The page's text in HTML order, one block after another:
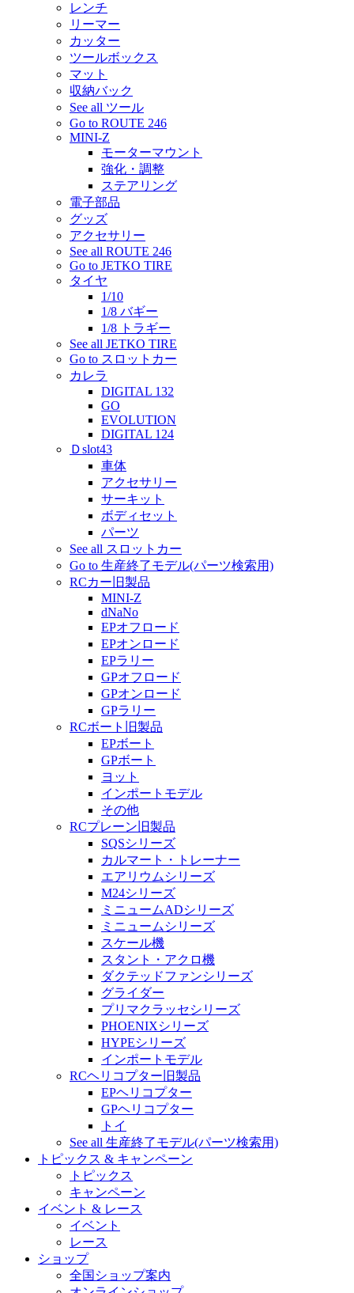
レンチ
リーマー
カッター
ツールボックス
マット
収納バック
See all ツール
Go to ROUTE 246
MINI-Z
モーターマウント
強化・調整
ステアリング
電子部品
グッズ
アクセサリー
See all ROUTE 246
Go to JETKO TIRE
タイヤ
1/10
1/8 バギー
1/8 トラギー
See all JETKO TIRE
Go to スロットカー
カレラ
DIGITAL 132
GO
EVOLUTION
DIGITAL 124
Ｄslot43
車体
アクセサリー
サーキット
ボディセット
パーツ
See all スロットカー
Go to 生産終了モデル(パーツ検索用)
RCカー旧製品
MINI-Z
dNaNo
EPオフロード
EPオンロード
EPラリー
GPオフロード
GPオンロード
GPラリー
RCボート旧製品
EPボート
GPボート
ヨット
インポートモデル
その他
RCプレーン旧製品
SQSシリーズ
カルマート・トレーナー
エアリウムシリーズ
M24シリーズ
ミニュームADシリーズ
ミニュームシリーズ
スケール機
スタント・アクロ機
ダクテッドファンシリーズ
グライダー
プリマクラッセシリーズ
PHOENIXシリーズ
HYPEシリーズ
インポートモデル
RCヘリコプター旧製品
EPヘリコプター
GPヘリコプター
トイ
See all 生産終了モデル(パーツ検索用)
トピックス & キャンペーン
トピックス
キャンペーン
イベント & レース
イベント
レース
ショップ
全国ショップ案内